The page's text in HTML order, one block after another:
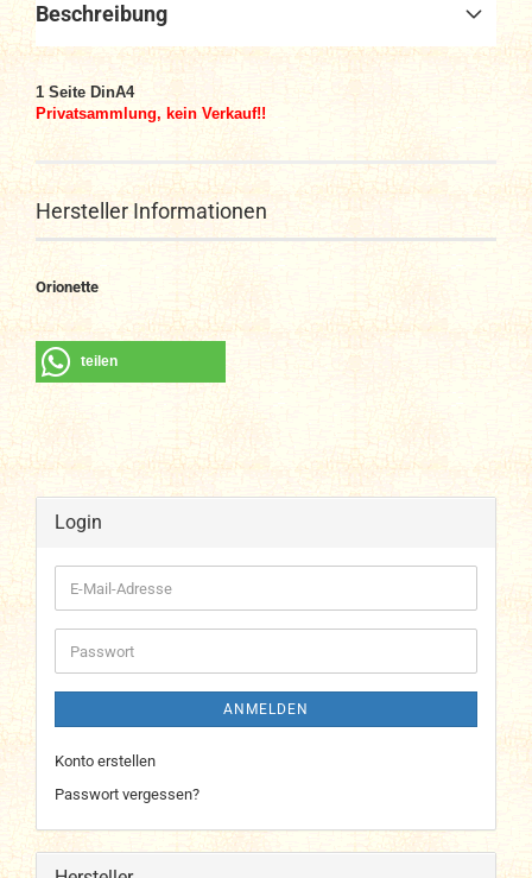
Beschreibung
1 Seite DinA4
Privatsammlung, kein Verkauf!!
Hersteller Informationen
Orionette
teilen
Login
E-
Mail-
Adresse
Passwort
ANMELDEN
Konto erstellen
Passwort vergessen?